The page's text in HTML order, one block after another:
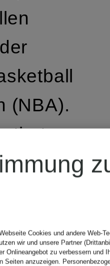
(NBA).
mit der
den
Cookies und andere Web-
wir und unsere Partner
Onlineangebot zu verbessern und
Seiten anzuzeigen.